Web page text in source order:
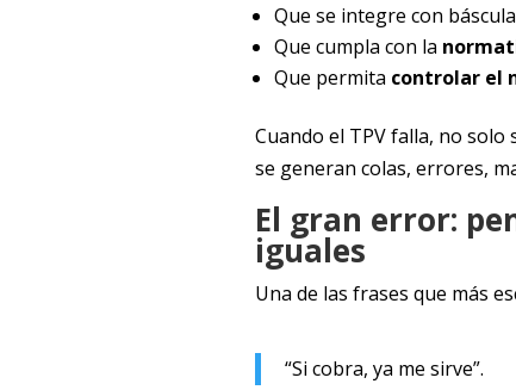
Que se integre con
Que cumpla con la
Que permita controlar el
Cuando el TPV falla, no solo
se generan colas, errores,
El gran error:
iguales
Una de las frases que más
“Si cobra, ya me sirve”.